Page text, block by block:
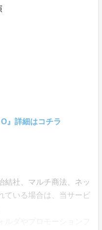
』詳細はコチラ
結社、マルチ商法、ネッ
ている場合は、当サービ